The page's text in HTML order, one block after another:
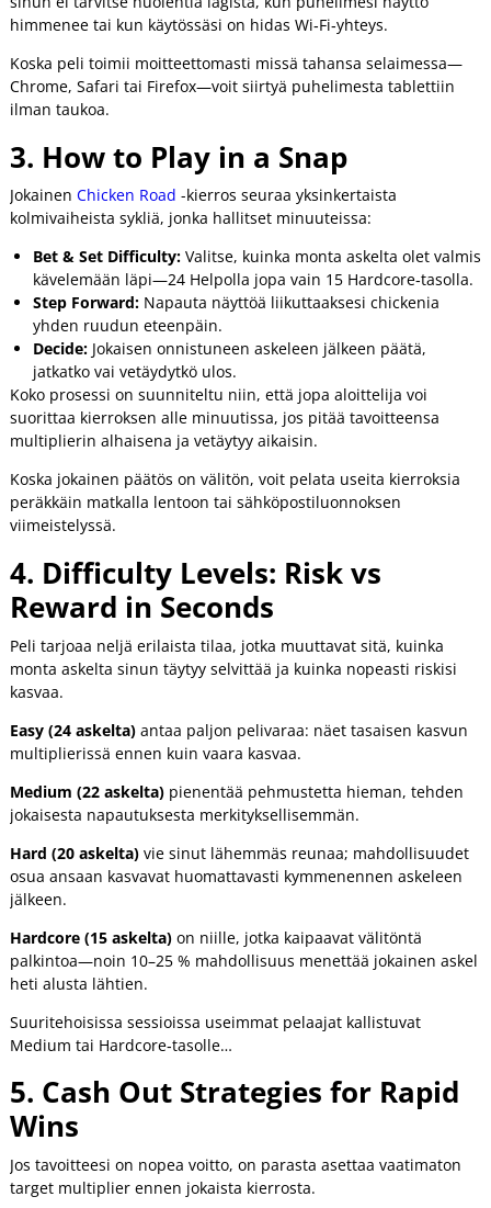
himmenee tai kun käytössäsi on hidas Wi‑Fi‑yhteys.
Koska peli toimii moitteettomasti missä tahansa selaimessa—
Chrome, Safari tai Firefox—voit siirtyä puhelimesta tablettiin
ilman taukoa.
3. How to Play in a Snap
Jokainen Chicken Road -kierros seuraa yksinkertaista
kolmivaiheista sykliä, jonka hallitset minuuteissa:
Bet & Set Difficulty:Valitse, kuinka monta askelta olet valmis
kävelemään läpi—24 Helpolla jopa vain 15 Hardcore‑tasolla.
Step Forward:Napauta näyttöä liikuttaaksesi chickenia
yhden ruudun eteenpäin.
Decide:Jokaisen onnistuneen askeleen jälkeen päätä,
jatkatko vai vetäydytkö ulos.
Koko prosessi on suunniteltu niin, että jopa aloittelija voi
suorittaa kierroksen alle minuutissa, jos pitää tavoitteensa
multiplierin alhaisena ja vetäytyy aikaisin.
Koska jokainen päätös on välitön, voit pelata useita kierroksia
peräkkäin matkalla lentoon tai sähköpostiluonnoksen
viimeistelyssä.
4. Difficulty Levels: Risk vs
Reward in Seconds
Peli tarjoaa neljä erilaista tilaa, jotka muuttavat sitä, kuinka
monta askelta sinun täytyy selvittää ja kuinka nopeasti riskisi
kasvaa.
Easy (24 askelta)antaa paljon pelivaraa: näet tasaisen kasvun
multiplierissä ennen kuin vaara kasvaa.
Medium (22 askelta)pienentää pehmustetta hieman, tehden
jokaisesta napautuksesta merkityksellisemmän.
Hard (20 askelta)vie sinut lähemmäs reunaa; mahdollisuudet
osua ansaan kasvavat huomattavasti kymmenennen askeleen
jälkeen.
Hardcore (15 askelta)on niille, jotka kaipaavat välitöntä
palkintoa—noin 10–25 % mahdollisuus menettää jokainen askel
heti alusta lähtien.
Suuritehoisissa sessioissa useimmat pelaajat kallistuvat
Medium tai Hardcore‑tasolle…
5. Cash Out Strategies for Rapid
Wins
Jos tavoitteesi on nopea voitto, on parasta asettaa vaatimaton
target multiplier ennen jokaista kierrosta.